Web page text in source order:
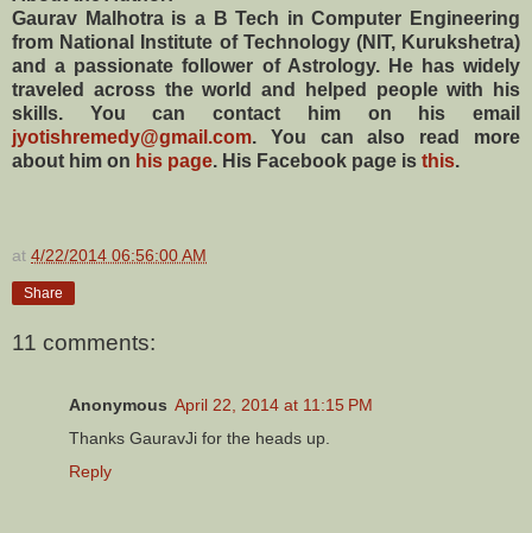
Gaurav Malhotra is a B Tech in Computer Engineering
from National Institute of Technology (NIT, Kurukshetra)
and a passionate follower of Astrology. He has widely
traveled across the world and helped people with his
skills. You can contact him on his email
jyotishremedy@gmail.com. You can also read more
about him on his page. His Facebook page is this.
at 4/22/2014 06:56:00 AM
Share
11 comments:
Anonymous April 22, 2014 at 11:15 PM
Thanks GauravJi for the heads up.
Reply